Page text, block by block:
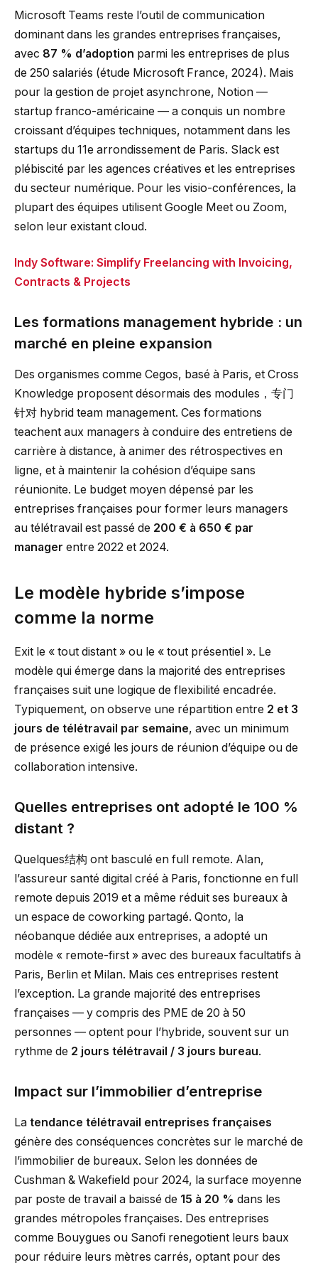
Microsoft Teams reste l’outil de communication
dominant dans les grandes entreprises françaises,
avec 87 % d’adoption parmi les entreprises de plus
de 250 salariés (étude Microsoft France, 2024). Mais
pour la gestion de projet asynchrone, Notion —
startup franco-américaine — a conquis un nombre
croissant d’équipes techniques, notamment dans les
startups du 11e arrondissement de Paris. Slack est
plébiscité par les agences créatives et les entreprises
du secteur numérique. Pour les visio-conférences, la
plupart des équipes utilisent Google Meet ou Zoom,
selon leur existant cloud.
Indy Software: Simplify Freelancing with Invoicing,
Contracts & Projects
Les formations management hybride : un
marché en pleine expansion
Des organismes comme Cegos, basé à Paris, et Cross
Knowledge proposent désormais des modules，专门
针对 hybrid team management. Ces formations
teachent aux managers à conduire des entretiens de
carrière à distance, à animer des rétrospectives en
ligne, et à maintenir la cohésion d’équipe sans
réunionite. Le budget moyen dépensé par les
entreprises françaises pour former leurs managers
au télétravail est passé de 200 € à 650 € par
manager entre 2022 et 2024.
Le modèle hybride s’impose
comme la norme
Exit le « tout distant » ou le « tout présentiel ». Le
modèle qui émerge dans la majorité des entreprises
françaises suit une logique de flexibilité encadrée.
Typiquement, on observe une répartition entre 2 et 3
jours de télétravail par semaine, avec un minimum
de présence exigé les jours de réunion d’équipe ou de
collaboration intensive.
Quelles entreprises ont adopté le 100 %
distant ?
Quelques结构 ont basculé en full remote. Alan,
l’assureur santé digital créé à Paris, fonctionne en full
remote depuis 2019 et a même réduit ses bureaux à
un espace de coworking partagé. Qonto, la
néobanque dédiée aux entreprises, a adopté un
modèle « remote-first » avec des bureaux facultatifs à
Paris, Berlin et Milan. Mais ces entreprises restent
l’exception. La grande majorité des entreprises
françaises — y compris des PME de 20 à 50
personnes — optent pour l’hybride, souvent sur un
rythme de 2 jours télétravail / 3 jours bureau.
Impact sur l’immobilier d’entreprise
La tendance télétravail entreprises françaises
génère des conséquences concrètes sur le marché de
l’immobilier de bureaux. Selon les données de
Cushman & Wakefield pour 2024, la surface moyenne
par poste de travail a baissé de 15 à 20 % dans les
grandes métropoles françaises. Des entreprises
comme Bouygues ou Sanofi renegotient leurs baux
pour réduire leurs mètres carrés, optant pour des